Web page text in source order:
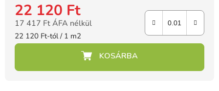
22 120 Ft
17 417 Ft ÁFA nélkül
Egységár:
22 120 Ft-tól / 1 m2